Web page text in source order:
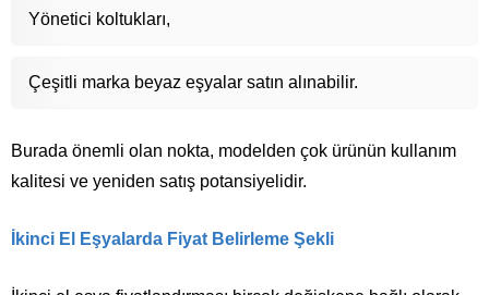
Yönetici koltukları,
Çeşitli marka beyaz eşyalar satın alınabilir.
Burada önemli olan nokta, modelden çok ürünün kullanım
kalitesi ve yeniden satış potansiyelidir.
İkinci El Eşyalarda Fiyat Belirleme Şekli